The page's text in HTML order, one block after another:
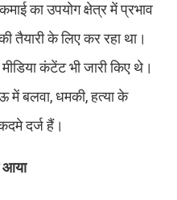
का उपयोग क्षेत्र में प्रभाव
तैयारी के लिए कर रहा था।
कंटेंट भी जारी किए थे।
बलवा, धमकी, हत्या के
दर्ज हैं।
आया